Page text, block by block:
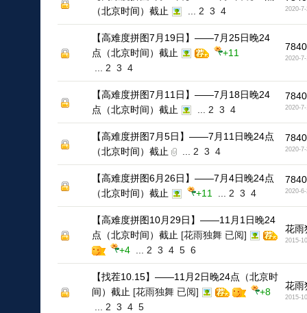
（北京时间）截止
2 3 4 2020-
【高难度拼图7月19日】——7月25日晚24
点（北京时间）截止
+11
2 3 4
2020-
【高难度拼图7月11日】——7月18日晚24
点（北京时间）截止
2 3 4 2020-7-
【高难度拼图7月5日】——7月11日晚24点
（北京时间）截止
2 3 4 2020-7-
【高难度拼图6月26日】——7月4日晚24点
（北京时间）截止
+11 2 3 4 2020-
【高难度拼图10月29日】——11月1日晚24
点（北京时间）截止 [花雨独舞 已阅]
+4
2 3 4 5 6
花雨
2015-
【找茬10.15】——11月2日晚24点（北京时
间）截止 [花雨独舞 已阅]
+8
2 3 4 5
花雨
2015-